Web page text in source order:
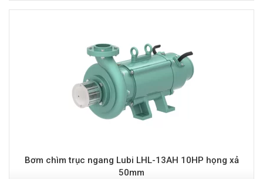
Bơm chìm trục ngang Lubi LHL-13AH 10HP họng xả
50mm